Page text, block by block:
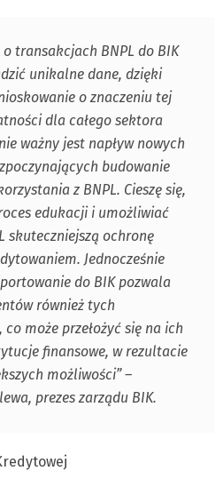
transakcjach BNPL do BIK
unikalne dane, dzięki
o znaczeniu tej
dla całego sektora
ważny jest napływ nowych
budowanie
z BNPL. Cieszę się,
edukacji i umożliwiać
skuteczniejszą ochronę
Jednocześnie
do BIK pozwala
również tych
może przełożyć się na ich
finansowe, w rezultacie
możliwości” –
prezes zarządu BIK.